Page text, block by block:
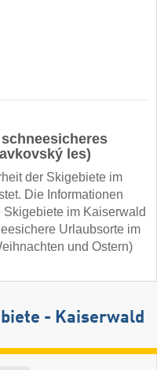
les)
der Skigebiete im
Die Informationen
im Kaiserwald
Urlaubsorte im
und Ostern)
- Kaiserwald